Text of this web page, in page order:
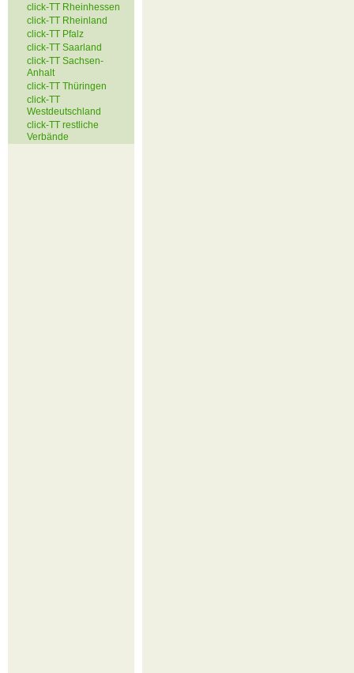
click-TT Rheinhessen
click-TT Rheinland
click-TT Pfalz
click-TT Saarland
click-TT Sachsen-
Anhalt
click-TT Thüringen
click-TT
Westdeutschland
click-TT restliche
Verbände